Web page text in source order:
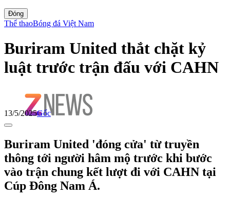
Đóng
Thể thaoBóng đá Việt Nam
Buriram United thắt chặt kỷ
luật trước trận đấu với CAHN
13/5/2025Gốc
Buriram United 'đóng cửa' từ truyền
thông tới người hâm mộ trước khi bước
vào trận chung kết lượt đi với CAHN tại
Cúp Đông Nam Á.